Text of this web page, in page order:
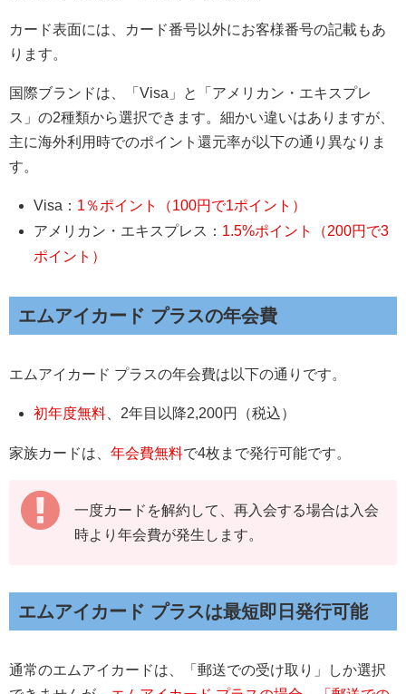
カード表面には、カード番号以外にお客様番号の記載もあ
ります。
国際ブランドは、「Visa」と「アメリカン・エキスプレ
ス」の2種類から選択できます。細かい違いはありますが、
主に海外利用時でのポイント還元率が以下の通り異なりま
す。
Visa： 1％ポイント（100円で1ポイント）
アメリカン・エキスプレス： 1.5%ポイント（200円で3
ポイント）
エムアイカード プラスの年会費
エムアイカード プラスの年会費は以下の通りです。
初年度無料、2年目以降2,200円（税込）
家族カードは、 年会費無料で4枚まで発行可能です。
一度カードを解約して、再入会する場合は入会
時より年会費が発生します。
エムアイカード プラスは最短即日発行可能
通常のエムアイカードは、「郵送での受け取り」しか選択